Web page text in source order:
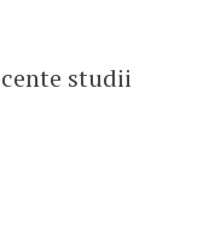
studii